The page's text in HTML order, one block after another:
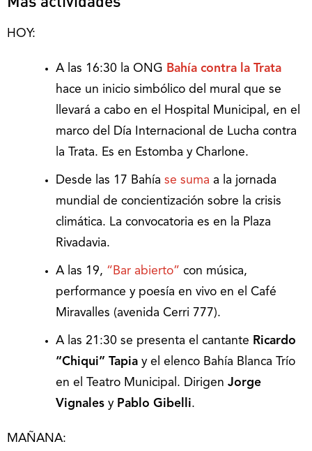
HOY:
A las 16:30 la ONG Bahía contra la Trata
hace un inicio simbólico del mural que se
llevará a cabo en el Hospital Municipal, en el
marco del Día Internacional de Lucha contra
la Trata. Es en Estomba y Charlone.
Desde las 17 Bahía se suma a la jornada
mundial de concientización sobre la crisis
climática. La convocatoria es en la Plaza
Rivadavia.
A las 19, “Bar abierto” con música,
performance y poesía en vivo en el Café
Miravalles (avenida Cerri 777).
A las 21:30 se presenta el cantante Ricardo
“Chiqui” Tapia y el elenco Bahía Blanca Trío
en el Teatro Municipal. Dirigen Jorge
Vignales y Pablo Gibelli.
MAÑANA: